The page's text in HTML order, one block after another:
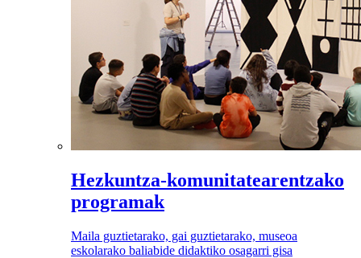
Hezkuntza-komunitatearentzako
programak
Maila guztietarako, gai guztietarako, museoa
eskolarako baliabide didaktiko osagarri gisa